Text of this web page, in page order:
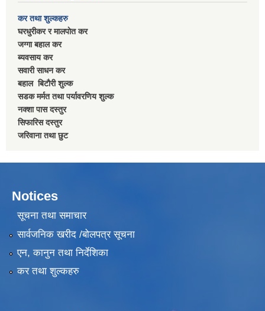
कर तथा शुल्कहरु
घरधुरीकर र मालपाेत कर
जग्गा बहाल कर
ब्यवसाय कर
सवारी साधन कर
बहाल बिटाैरी शुल्क
सडक मर्मत तथा पर्यावरणिय शुल्क
नक्शा पास दस्तुर
सिफारिस दस्तुर
जरिवाना तथा छुट
Notices
सूचना तथा समाचार
सार्वजनिक खरीद /बोलपत्र सूचना
एन, कानुन तथा निर्देशिका
कर तथा शुल्कहरु